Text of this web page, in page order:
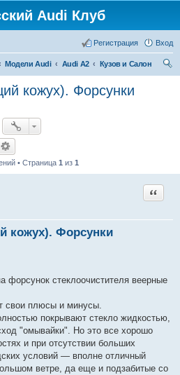
Audi Клуб
Вход
Регистрация
Модели Audi Audi A2
Кузов и Салон
кожух). Форсунки
• Страница 1 из 1
кожух). Форсунки
Цитата
форсунок стеклоочистителя веерные
свои плюсы и минусы.
покрывают стекло жидкостью,
"омывайки". Но это все хорошо
и при отсутствии больших
условий — вполне отличный
ветре, да еще и подзабитые со